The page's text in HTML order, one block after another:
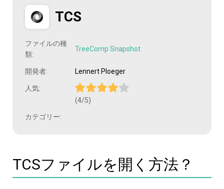
TCS
ファイルの種
類:
TreeComp Snapshot
開発者: Lennert Ploeger
人気:
(4/5)
カテゴリー:
TCSファイルを開く方法？